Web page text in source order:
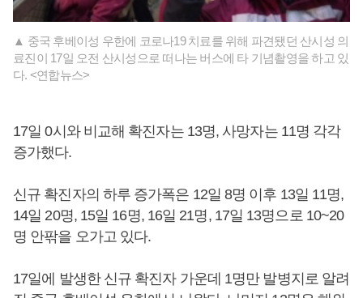
▲ 중국 후베이성 우한에 코로나19 치료를 위해 파견됐던 산시성 의
료진이 17일 오전 산시성으로 떠나는 버스에 타 기념촬영을 하고 있
다. <연합뉴스>
17일 0시와 비교해 확진자는 13명, 사망자는 11명 각각
증가했다.
신규 확진자의 하루 증가폭은 12일 8명 이후 13일 11명,
14일 20명, 15일 16명, 16일 21명, 17일 13명으로 10~20
명 안팎을 오가고 있다.
17일에 발생한 신규 확진자 가운데 1명만 발병지로 알려